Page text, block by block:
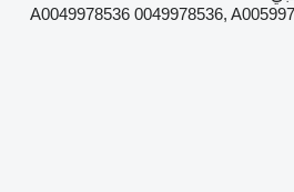
A0049978536 0049978536,